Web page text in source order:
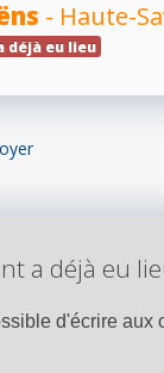
- Haute-
déjà eu lieu
a déjà eu
d'écrire